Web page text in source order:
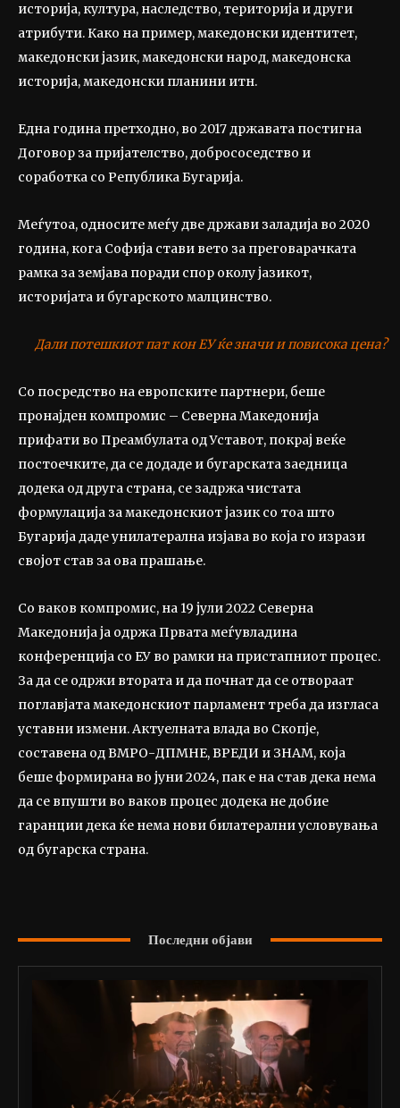
историја, култура, наследство, територија и други
атрибути. Како на пример, македонски идентитет,
македонски јазик, македонски народ, македонска
историја, македонски планини итн.
Една година претходно, во 2017 државата постигна
Договор за пријателство, добрососедство и
соработка со Република Бугарија.
Меѓутоа, односите меѓу две држави заладија во 2020
година, кога Софија стави вето за преговарачката
рамка за земјава поради спор околу јазикот,
историјата и бугарското малцинство.
Дали потешкиот пат кон ЕУ ќе значи и повисока цена?
Со посредство на европските партнери, беше
пронајден компромис – Северна Македонија
прифати во Преамбулата од Уставот, покрај веќе
постоечките, да се додаде и бугарската заедница
додека од друга страна, се задржа чистата
формулација за македонскиот јазик со тоа што
Бугарија даде унилатерална изјава во која го изрази
својот став за ова прашање.
Со ваков компромис, на 19 јули 2022 Северна
Македонија ја одржа Првата меѓувладина
конференција со ЕУ во рамки на пристапниот процес.
За да се одржи втората и да почнат да се отвораат
поглавјата македонскиот парламент треба да изгласа
уставни измени. Актуелната влада во Скопје,
составена од ВМРО-ДПМНЕ, ВРЕДИ и ЗНАМ, која
беше формирана во јуни 2024, пак е на став дека нема
да се впушти во ваков процес додека не добие
гаранции дека ќе нема нови билатерални условувања
од бугарска страна.
Последни објави